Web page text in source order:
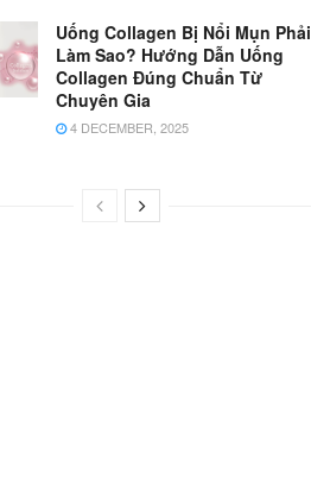
Uống Collagen Bị Nổi Mụn Phải
Làm Sao? Hướng Dẫn Uống
Collagen Đúng Chuẩn Từ
Chuyên Gia
4 DECEMBER, 2025